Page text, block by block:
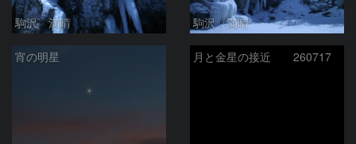
駒沢 満晴 駒沢 満晴
宵の明星 月と金星の接近 260717